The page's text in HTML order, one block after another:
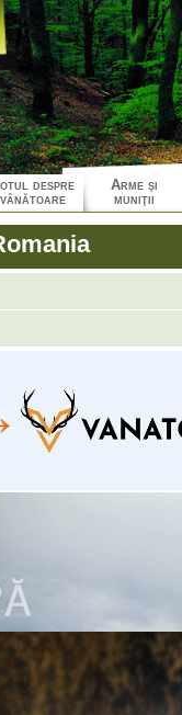
despre
vânătoare
Arme şi
muniţii